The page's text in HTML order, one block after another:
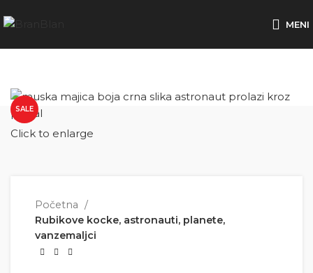
MENI
SALE
Click to enlarge
Početna
Rubikove kocke, astronauti, planete,
vanzemaljci